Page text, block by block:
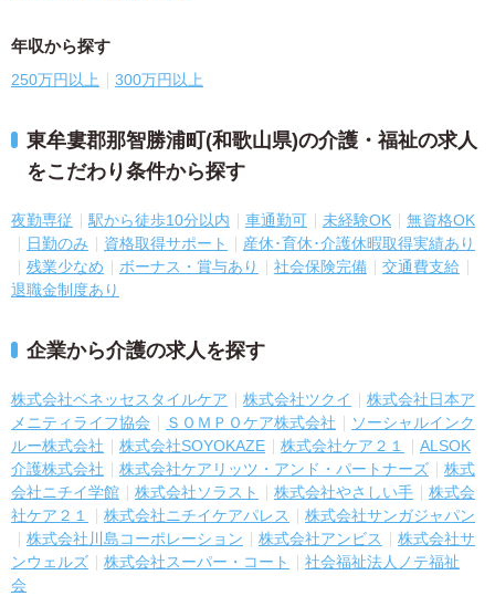
年収から探す
250万円以上 300万円以上
東牟婁郡那智勝浦町(和歌山県)の介護・福祉の求人
をこだわり条件から探す
夜勤専従 駅から徒歩10分以内 車通勤可 未経験OK
無資格OK
日勤のみ
資格取得サポート
産休･育休･介護休暇取得実績あり
残業少なめ
ボーナス・賞与あり 社会保険完備
交通費支給
退職金制度あり
企業から介護の求人を探す
株式会社ベネッセスタイルケア 株式会社ツクイ
株式会社日本ア
メニティライフ協会
ＳＯＭＰＯケア株式会社
ソーシャルインク
ルー株式会社
株式会社SOYOKAZE 株式会社ケア２１
ALSOK
介護株式会社
株式会社ケアリッツ・アンド・パートナーズ
株式
会社ニチイ学館
株式会社ソラスト 株式会社やさしい手
株式会
社ケア２１
株式会社ニチイケアパレス
株式会社サンガジャパン
株式会社川島コーポレーション
株式会社アンビス
株式会社サ
ンウェルズ
株式会社スーパー・コート
社会福祉法人ノテ福祉
会